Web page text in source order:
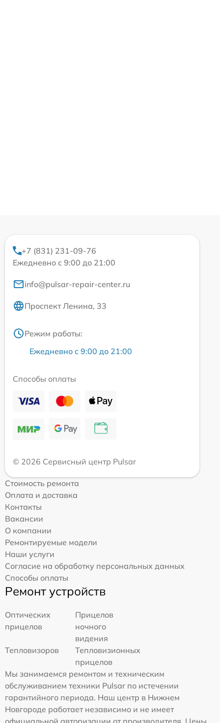
+7 (831) 231-09-76
Ежедневно с 9:00 до 21:00
info@pulsar-repair-center.ru
Проспект Ленина, 33
Режим работы:
Ежедневно с 9:00 до 21:00
Способы оплаты
© 2026 Сервисный центр Pulsar
Стоимость ремонта
Оплата и доставка
Контакты
Вакансии
О компании
Ремонтируемые модели
Наши услуги
Согласие на обработку персональных данных
Способы оплаты
Ремонт устройств
Оптических
прицелов
Прицелов
ночного
видения
Тепловизоров
Тепловизионных
прицелов
Мы занимаемся ремонтом и техническим
обслуживанием техники Pulsar по истечении
гарантийного периода. Наш центр в Нижнем
Новгороде работает независимо и не имеет
официальной авторизации от производителя. Цены